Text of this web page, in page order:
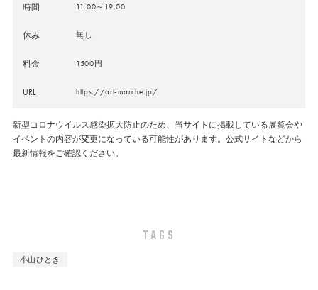
時間 11:00～19:00
休み 無し
料金 1500円
URL https://art-marche.jp/
新型コロナウイルス感染拡大防止のため、当サイトに掲載している展覧会や
イベントの内容が変更になっている可能性があります。公式サイトなどから
最新情報をご確認ください。
TAGS
小山ひとき